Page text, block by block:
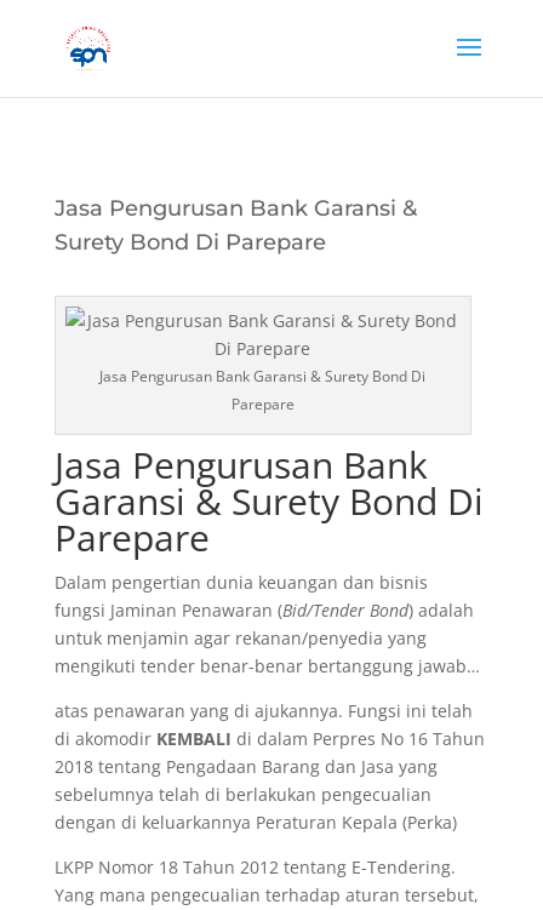
Jasa Pengurusan Bank Garansi &
Surety Bond Di Parepare
Jasa Pengurusan Bank Garansi & Surety Bond Di
Parepare
Jasa Pengurusan Bank
Garansi & Surety Bond Di
Parepare
Dalam pengertian dunia keuangan dan bisnis
fungsi Jaminan Penawaran (Bid/Tender Bond) adalah
untuk menjamin agar rekanan/penyedia yang
mengikuti tender benar-benar bertanggung jawab…
atas penawaran yang di ajukannya. Fungsi ini telah
di akomodir KEMBALI di dalam Perpres No 16 Tahun
2018 tentang Pengadaan Barang dan Jasa yang
sebelumnya telah di berlakukan pengecualian
dengan di keluarkannya Peraturan Kepala (Perka)
LKPP Nomor 18 Tahun 2012 tentang E-Tendering.
Yang mana pengecualian terhadap aturan tersebut,